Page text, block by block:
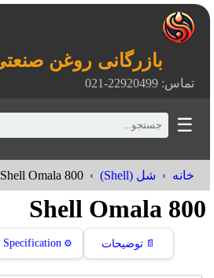
بازرگانی روغن
تماس: 22920499-021
☰
خانه شل (Shell) Shell Omala 800
Shell Omala 800
📄 توضیحات ⚙️
Specification